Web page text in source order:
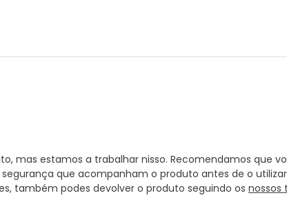
mas estamos a trabalhar nisso. Recomendamos que
que acompanham o produto antes de o
também podes devolver o produto seguindo os nossos